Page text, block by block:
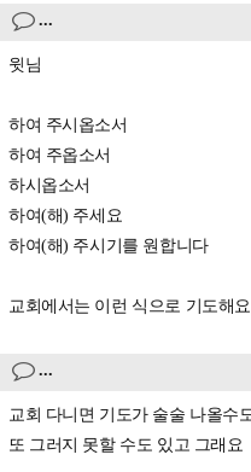
...
윗님
하여 주시옵소서
하여 주옵소서
하시옵소서
하여(해) 주세요
하여(해) 주시기를 원합니다
교회에서는 이런 식으로 기도해요
...
교회 다니면 기도가 술술 나올수
또 그러지 못할 수도 있고 그래요